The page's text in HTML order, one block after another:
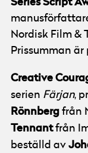
Nordisk Film &
Prissumman
Creative
serien Färjan,
Rönnberg från
Tennantfrån
beställd av